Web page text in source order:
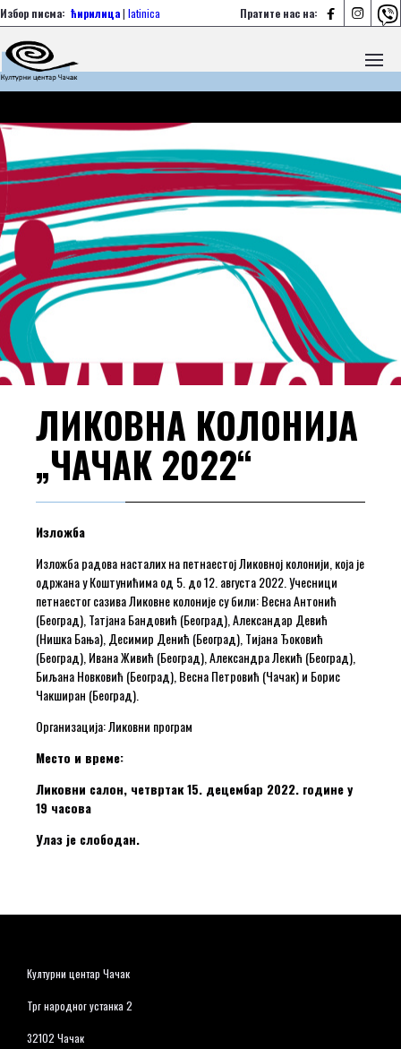
Пратите нас на:   
Избор писма: ћирилица| latinica
ЛИКОВНА КОЛОНИЈА
„ЧАЧАК 2022“
Изложба
Изложба радова насталих на петнаестој Ликовној колонији, која је
одржана у Коштунићима од 5. до 12. августа 2022. Учесници
петнаестог сазива Ликовне колоније су били: Весна Антонић
(Београд), Татјана Бандовић (Београд), Александар Девић
(Нишка Бања), Десимир Денић (Београд), Тијана Ђоковић
(Београд), Ивана Живић (Београд), Александра Лекић (Београд),
Биљана Новковић (Београд), Весна Петровић (Чачак) и Борис
Чакширан (Београд).
Организација: Ликовни програм
Место и време:
Ликовни салон, четвртак 15. децембар 2022. године у
19 часова
Улаз је слободан.
Културни центар Чачак
Трг народног устанка 2
32102 Чачак